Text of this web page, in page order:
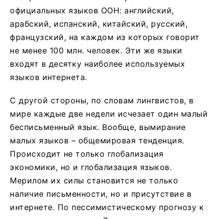
официальных языков ООН: английский,
арабский, испанский, китайский, русский,
французский, на каждом из которых говорит
не менее 100 млн. человек. Эти же языки
входят в десятку наиболее используемых
языков интернета.
С другой стороны, по словам лингвистов, в
мире каждые две недели исчезает один малый
бесписьменный язык. Вообще, вымирание
малых языков – общемировая тенденция.
Происходит не только глобализация
экономики, но и глобализация языков.
Мерилом их силы становится не только
наличие письменности, но и присутствие в
интернете. По пессимистическому прогнозу к